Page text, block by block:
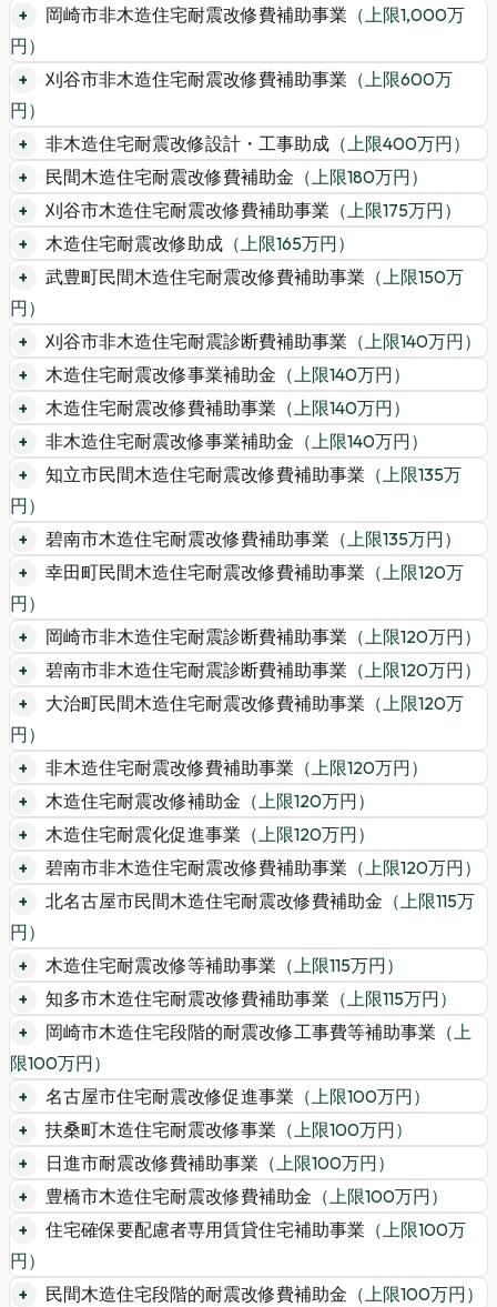
岡崎市非木造住宅耐震改修費補助事業 （上限1,000万
円）
刈谷市非木造住宅耐震改修費補助事業 （上限600万
円）
非木造住宅耐震改修設計・工事助成 （上限400万円）
民間木造住宅耐震改修費補助金 （上限180万円）
刈谷市木造住宅耐震改修費補助事業 （上限175万円）
木造住宅耐震改修助成 （上限165万円）
武豊町民間木造住宅耐震改修費補助事業 （上限150万
円）
刈谷市非木造住宅耐震診断費補助事業 （上限140万円）
木造住宅耐震改修事業補助金 （上限140万円）
木造住宅耐震改修費補助事業 （上限140万円）
非木造住宅耐震改修事業補助金 （上限140万円）
知立市民間木造住宅耐震改修費補助事業 （上限135万
円）
碧南市木造住宅耐震改修費補助事業 （上限135万円）
幸田町民間木造住宅耐震改修費補助事業 （上限120万
円）
岡崎市非木造住宅耐震診断費補助事業 （上限120万円）
碧南市非木造住宅耐震診断費補助事業 （上限120万円）
大治町民間木造住宅耐震改修費補助事業 （上限120万
円）
非木造住宅耐震改修費補助事業 （上限120万円）
木造住宅耐震改修補助金 （上限120万円）
木造住宅耐震化促進事業 （上限120万円）
碧南市非木造住宅耐震改修費補助事業 （上限120万円）
北名古屋市民間木造住宅耐震改修費補助金 （上限115万
円）
木造住宅耐震改修等補助事業 （上限115万円）
知多市木造住宅耐震改修費補助事業 （上限115万円）
岡崎市木造住宅段階的耐震改修工事費等補助事業 （上
限100万円）
名古屋市住宅耐震改修促進事業 （上限100万円）
扶桑町木造住宅耐震改修事業 （上限100万円）
日進市耐震改修費補助事業 （上限100万円）
豊橋市木造住宅耐震改修費補助金 （上限100万円）
住宅確保要配慮者専用賃貸住宅補助事業 （上限100万
円）
民間木造住宅段階的耐震改修費補助金 （上限100万円）